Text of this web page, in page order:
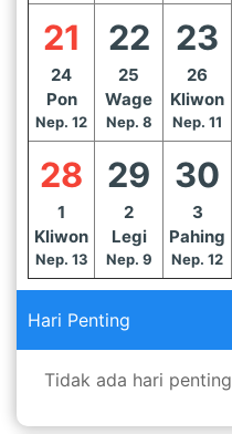
21
24
Pon
Nep. 12
22
25
Wage
Nep. 8
23
26
Kliwon
Nep. 11
28
1
Kliwon
Nep. 13
29
2
Legi
Nep. 9
30
3
Pahing
Nep. 12
Hari Penting
Tidak ada hari penting